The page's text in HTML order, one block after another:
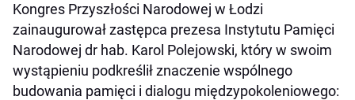
Kongres Przyszłości Narodowej w Łodzi
zainaugurował zastępca prezesa Instytutu Pamięci
Narodowej dr hab. Karol Polejowski, który w swoim
wystąpieniu podkreślił znaczenie wspólnego
budowania pamięci i dialogu międzypokoleniowego: